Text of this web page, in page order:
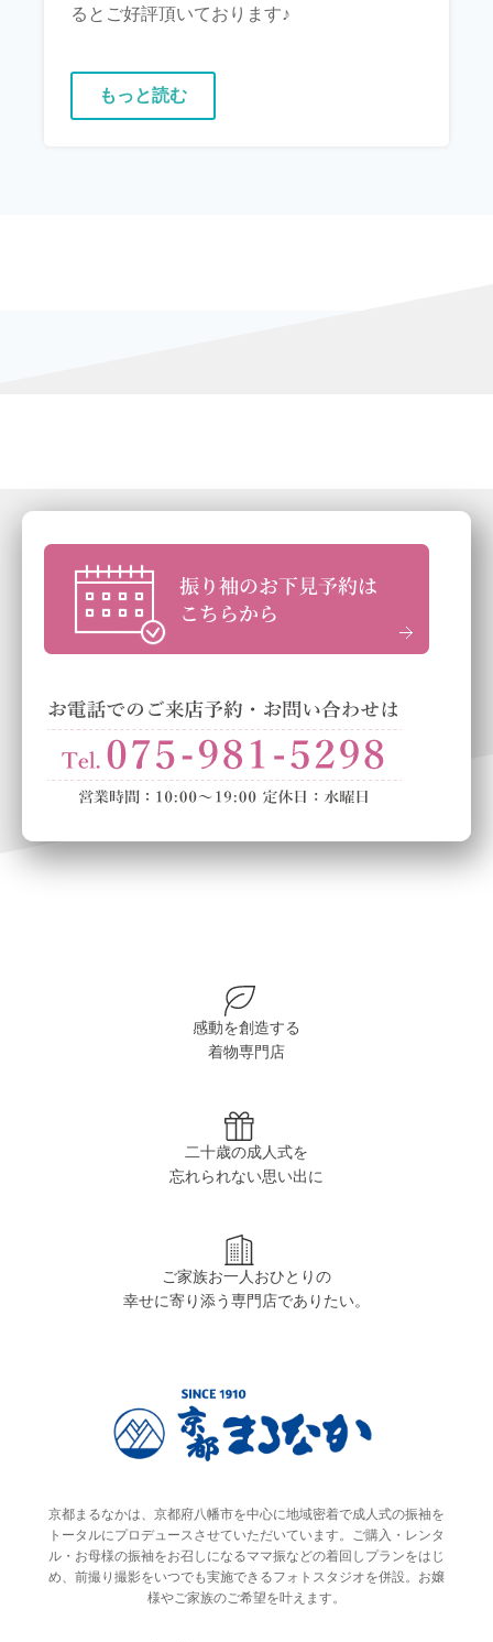
るとご好評頂いております♪
もっと読む
感動を創造する
着物専門店
二十歳の成人式を
忘れられない思い出に
ご家族お一人おひとりの
幸せに寄り添う専門店でありたい。
京都まるなかは、京都府八幡市を中心に地域密着で成人式の振袖を
トータルにプロデュースさせていただいています。ご購入・レンタ
ル・お母様の振袖をお召しになるママ振などの着回しプランをはじ
め、前撮り撮影をいつでも実施できるフォトスタジオを併設。お嬢
様やご家族のご希望を叶えます。